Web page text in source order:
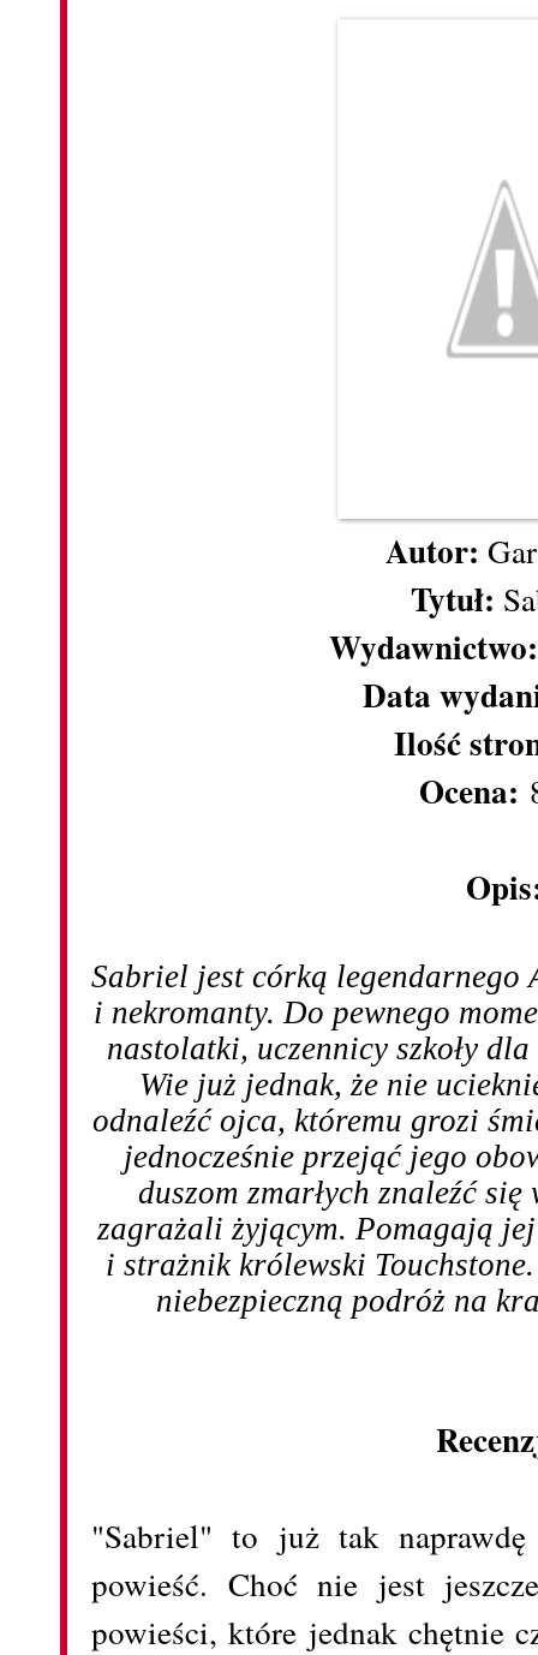
Autor:
Tytuł:
Data
Ilość
Ocena:
Sabriel jest córką legendarnego
i nekromanty. Do pewnego
nastolatki, uczennicy szkoły
Wie już jednak, że nie
odnaleźć ojca, któremu grozi
jednocześnie przejąć jego
duszom zmarłych znaleźć
zagrażali żyjącym. Pomagają
i strażnik królewski
niebezpieczną podróż na
"Sabriel" to już tak naprawdę
powieść. Choć nie jest
powieści, które jednak chętnie